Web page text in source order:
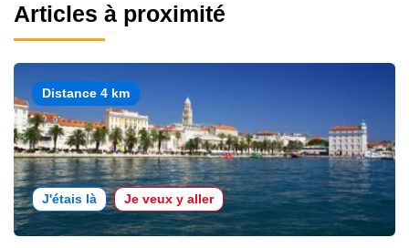
Articles à proximité
Distance 4 km
J'étais là Je veux y aller